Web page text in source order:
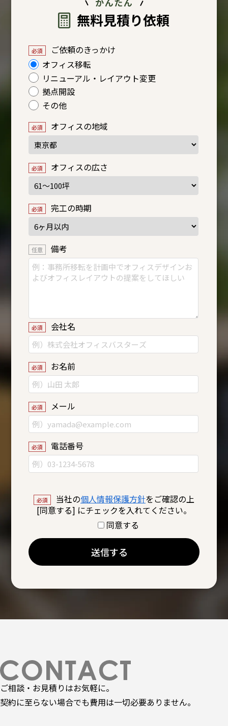
ご依頼のきっかけ
オフィス移転
リニューアル・レイアウト変更
拠点開設
その他
オフィスの地域
オフィスの広さ
完工の時期
備考
会社名
お名前
メール
電話番号
当社の個人情報保護方針をご確認の上
[同意する] にチェックを入れてください。
同意する
ご相談・お見積りはお気軽に。
契約に至らない場合でも費用は一切必要ありません。